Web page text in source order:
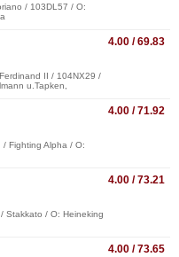
/ 103DL57 / O:
4.00 / 69.83
II / 104NX29 /
u.Tapken,
4.00 / 71.92
Fighting Alpha / O:
4.00 / 73.21
Stakkato / O: Heineking
4.00 / 73.65